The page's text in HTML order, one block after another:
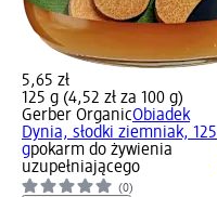
5,65 zł
125 g (4,52 zł za 100 g)
Gerber OrganicObiadek
Dynia, słodki ziemniak, 125
gpokarm do żywienia
uzupełniającego
(0)